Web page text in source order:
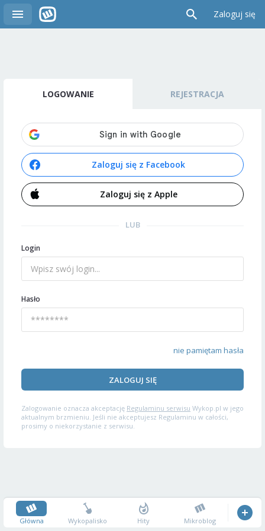
Zaloguj się
LOGOWANIE REJESTRACJA
Zaloguj się z Facebook
Zaloguj się z Apple
LUB
Login
Hasło
nie pamiętam hasła
ZALOGUJ SIĘ
Zalogowanie oznacza akceptację Regulaminu serwisu Wykop.pl w jego
aktualnym brzmieniu. Jeśli nie akceptujesz Regulaminu w całości,
prosimy o niekorzystanie z serwisu.
Główna Wykopalisko Hity Mikroblog